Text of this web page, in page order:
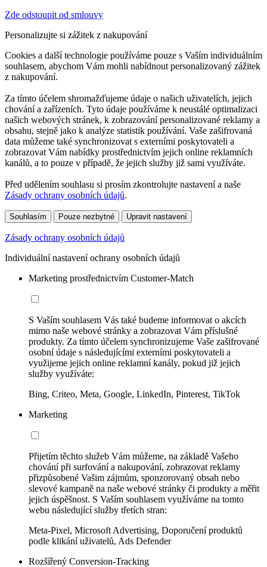
Zde odstoupit od smlouvy
Personalizujte si zážitek z nakupování
Cookies a další technologie používáme pouze s Vaším individuálním
souhlasem, abychom Vám mohli nabídnout personalizovaný zážitek
z nakupování.
Za tímto účelem shromažďujeme údaje o našich uživatelích, jejich
chování a zařízeních. Tyto údaje používáme k neustálé optimalizaci
našich webových stránek, k zobrazování personalizované reklamy a
obsahu, stejně jako k analýze statistik používání. Vaše zašifrovaná
data můžeme také synchronizovat s externími poskytovateli a
zobrazovat Vám nabídky prostřednictvím jejich online reklamních
kanálů, a to pouze v případě, že jejich služby již sami využíváte.
Před udělením souhlasu si prosím zkontrolujte nastavení a naše
Zásady ochrany osobních údajů.
Souhlasím Pouze nezbytné Upravit nastavení
Zásady ochrany osobních údajů
Individuální nastavení ochrany osobních údajů
Marketing prostřednictvím Customer-Match
S Vaším souhlasem Vás také budeme informovat o akcích
mimo naše webové stránky a zobrazovat Vám příslušné
produkty. Za tímto účelem synchronizujeme Vaše zašifrované
osobní údaje s následujícími externími poskytovateli a
využijeme jejich online reklamní kanály, pokud již jejich
služby využíváte:
Bing, Criteo, Meta, Google, LinkedIn, Pinterest, TikTok
Marketing
Přijetím těchto služeb Vám můžeme, na základě Vašeho
chování při surfování a nakupování, zobrazovat reklamy
přizpůsobené Vašim zájmům, sponzorovaný obsah nebo
slevové kampaně na naše webové stránky či produkty a měřit
jejich úspěšnost. S Vaším souhlasem využíváme na tomto
webu následující služby třetích stran:
Meta-Pixel, Microsoft Advertising, Doporučení produktů
podle klikání uživatelů, Ads Defender
Rozšířený Conversion-Tracking